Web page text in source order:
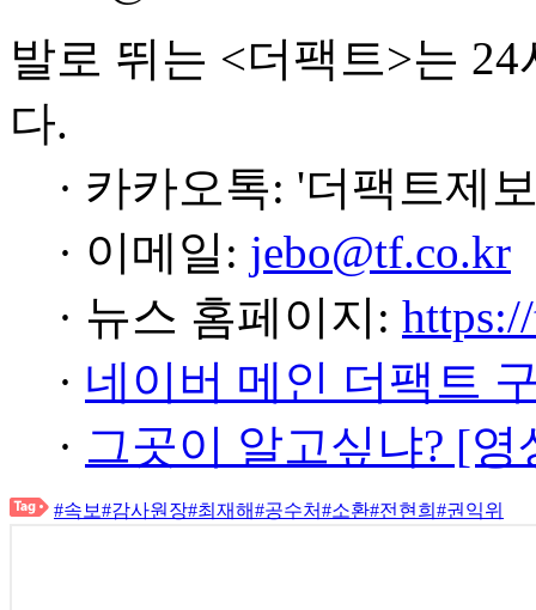
발로 뛰는 <더팩트>는
다.
· 카카오톡: '더팩트제
· 이메일: jebo@tf.co.kr
· 뉴스 홈페이지:
· 네이버 메인 더팩트
· 그곳이 알고싶냐? [
#속보#감사원장#최재해#공수처#소환#전현희 #권익위